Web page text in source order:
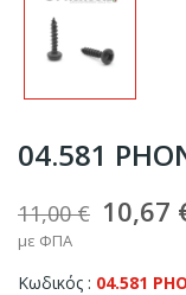
04.581
11,00 € 10,67
με ΦΠΑ
Κωδικός 04.581